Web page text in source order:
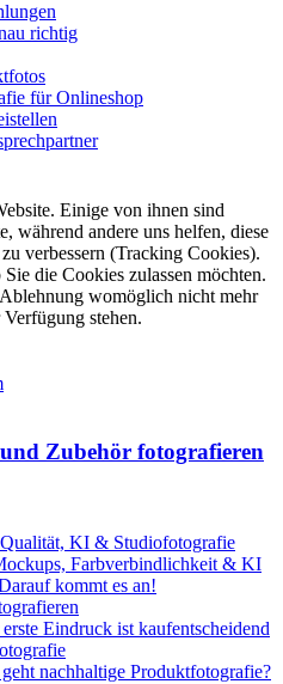
richtig
für Onlineshop
Zubehör fotografieren
KI & Studiofotografie
Farbverbindlichkeit & KI
kommt es an!
Eindruck ist kaufentscheidend
nachhaltige Produktfotografie?
Einige von ihnen sind
während andere uns helfen, diese
verbessern (Tracking Cookies).
die Cookies zulassen möchten.
womöglich nicht mehr
stehen.